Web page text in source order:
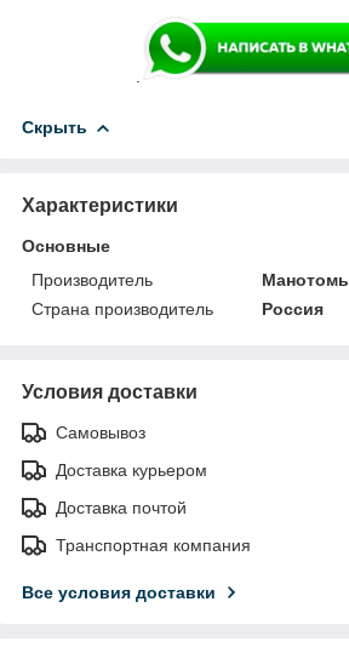
Скрыть
Характеристики
Основные
Производитель
Манотомь
Страна производитель
Россия
Условия доставки
Самовывоз
Доставка курьером
Доставка почтой
Транспортная компания
Все условия доставки